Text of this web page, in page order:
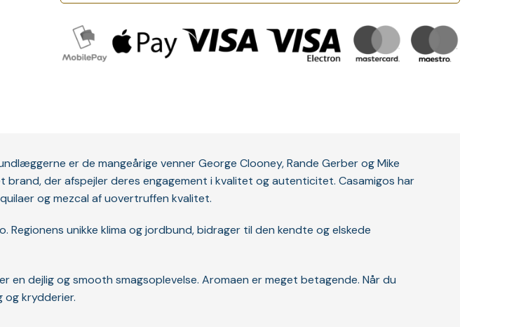
er de mangeårige venner George Clooney, Rande Gerber og Mike
der afspejler deres engagement i kvalitet og autenticitet. Casamigos har
og mezcal af uovertruffen kvalitet.
unikke klima og jordbund, bidrager til den kendte og elskede
en dejlig og smooth smagsoplevelse. Aromaen er meget betagende. Når du
og krydderier.